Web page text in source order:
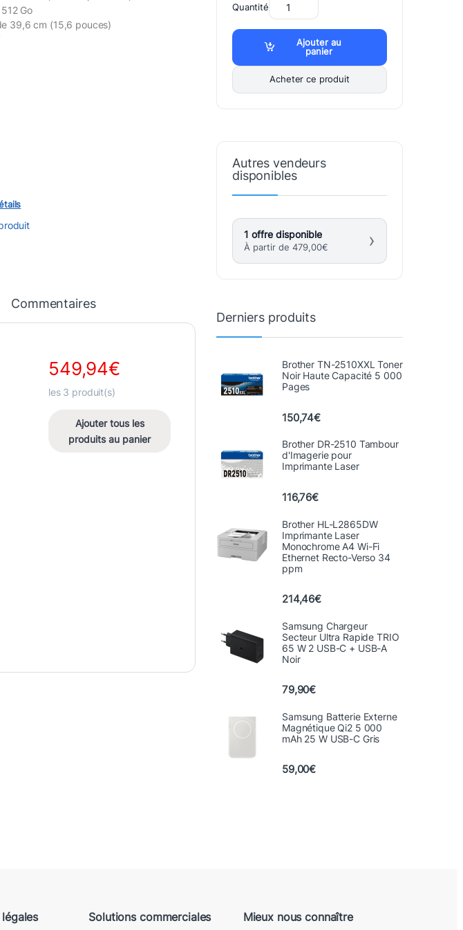
Go
39,6 cm (15,6 pouces)
Commentaires
549,94€
les 3 produit(s)
Ajouter tous les
produits au panier
Quantité
Ajouter au
panier
Acheter ce produit
Autres vendeurs
disponibles
1 offre disponible
À partir de 479,00€ ›
Derniers produits
Brother TN-2510XXL Toner
Noir Haute Capacité 5 000
Pages
150,74€
Brother DR-2510 Tambour
d'Imagerie pour
Imprimante Laser
116,76€
Brother HL-L2865DW
Imprimante Laser
Monochrome A4 Wi-Fi
Ethernet Recto-Verso 34
ppm
214,46€
Samsung Chargeur
Secteur Ultra Rapide TRIO
65 W 2 USB-C + USB-A
Noir
79,90€
Samsung Batterie Externe
Magnétique Qi2 5 000
mAh 25 W USB-C Gris
59,00€
Solutions commerciales Mieux nous connaître